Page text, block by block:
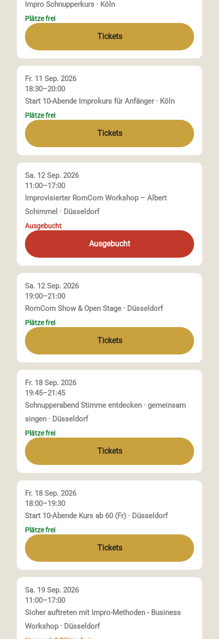
Impro Schnupperkurs · Köln
Plätze frei
Tickets
Fr. 11 Sep. 2026
18:30–20:00
Start 10-Abende Improkurs für Anfänger · Köln
Plätze frei
Tickets
Sa. 12 Sep. 2026
11:00–17:00
Improvisierter RomCom Workshop – Albert
Schimmel · Düsseldorf
Ausgebucht
Ausgebucht
Sa. 12 Sep. 2026
19:00–21:00
RomCom Show & Open Stage · Düsseldorf
Plätze frei
Tickets
Fr. 18 Sep. 2026
19:45–21:45
Schnupperabend Stimme entdecken · gemeinsam
singen · Düsseldorf
Plätze frei
Tickets
Fr. 18 Sep. 2026
18:00–19:30
Start 10-Abende Kurs ab 60 (Fr) · Düsseldorf
Plätze frei
Tickets
Sa. 19 Sep. 2026
11:00–17:00
Sicher auftreten mit Impro-Methoden - Business
Workshop · Düsseldorf